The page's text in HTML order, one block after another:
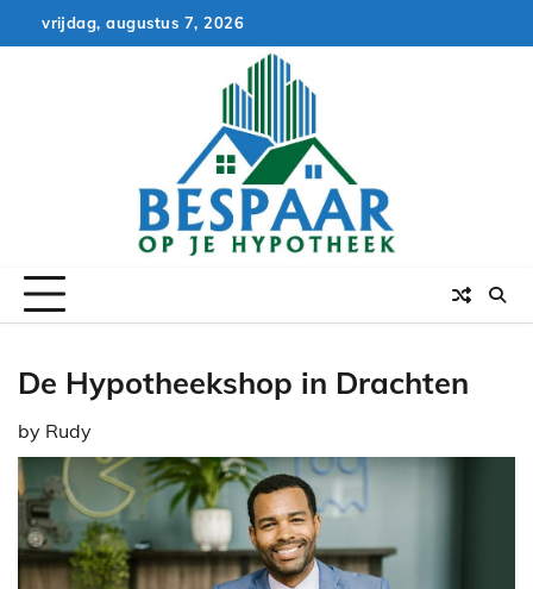
to
vrijdag, augustus 7, 2026
De Hypotheekshop in Drachten
by Rudy